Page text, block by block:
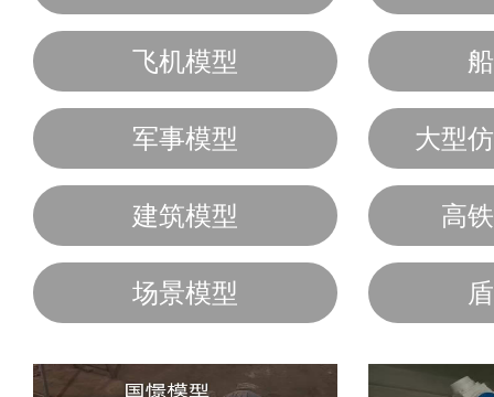
飞机模型
军事模型 大型
建筑模型 高
场景模型